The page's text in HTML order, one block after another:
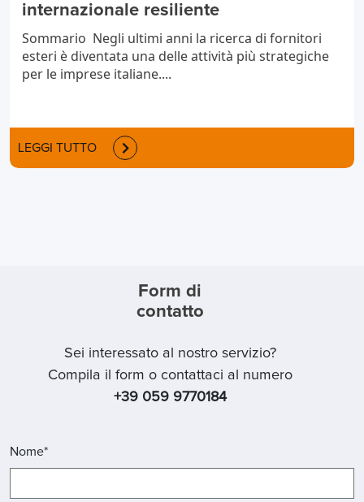
internazionale resiliente
Sommario Negli ultimi anni la ricerca di fornitori
esteri è diventata una delle attività più strategiche
per le imprese italiane....
LEGGI TUTTO
Form di
contatto
Sei interessato al nostro servizio?
Compila il form o contattaci al numero
+39 059 9770184
Nome*